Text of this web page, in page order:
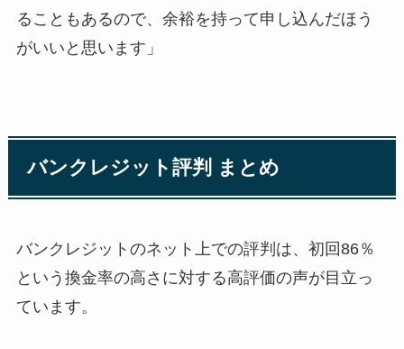
ることもあるので、余裕を持って申し込んだほう
がいいと思います」
バンクレジット評判 まとめ
バンクレジットのネット上での評判は、初回86％
という換金率の高さに対する高評価の声が目立っ
ています。